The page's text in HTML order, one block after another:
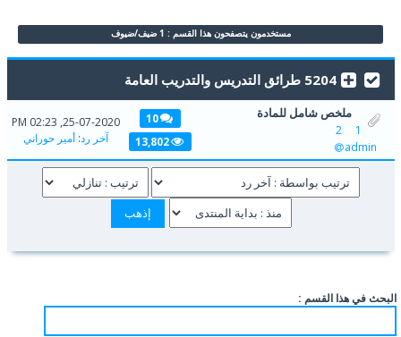
مستخدمون يتصفحون هذا القسم : 1 ضيف/ضيوف
5204 طرائق التدريس والتدريب العامة
ملخص شامل للمادة
2
admin
10
13,802
25-07-2020, 02:23 PM
آخر رد:أمير حوراني
البحث في هذا القسم :